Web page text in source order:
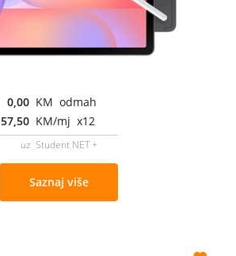
0,00 KM odmah
57,50 KM/mj x12
uz Student NET +
Saznaj više